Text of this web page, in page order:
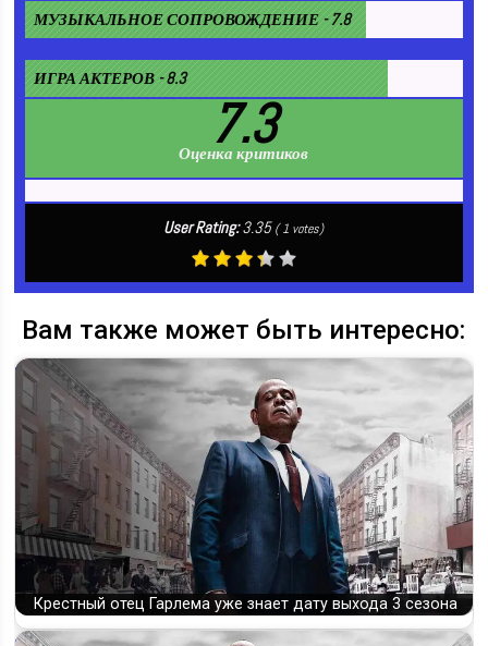
МУЗЫКАЛЬНОЕ СОПРОВОЖДЕНИЕ - 7.8
ИГРА АКТЕРОВ - 8.3
7.3
Оценка критиков
User Rating:3.35 (1 votes)
Вам также может быть интересно:
Крестный отец Гарлема уже знает дату выхода 3 сезона